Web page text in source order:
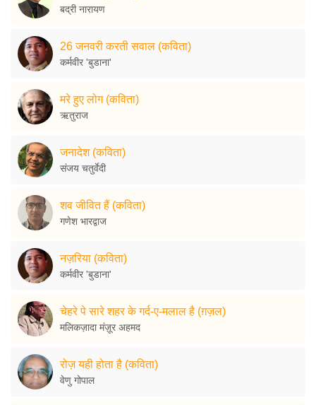
बद्री नारायण
26 जनवरी करती सवाल (कविता)
कर्मवीर 'बुडाना'
मरे हुए लोग (कविता)
ऋतुराज
जनादेश (कविता)
संजय चतुर्वेदी
शव जीवित हैं (कविता)
गणेश भारद्वाज
नज़रिया (कविता)
कर्मवीर 'बुडाना'
चेहरे पे सारे शहर के गर्द-ए-मलाल है (ग़ज़ल)
मलिकज़ादा मंज़ूर अहमद
रोज़ यही होता है (कविता)
वेणु गोपाल